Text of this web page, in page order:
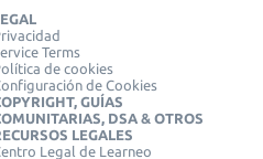
Terms
de cookies
de Cookies
GUÍAS
DSA & OTROS
LEGALES
Legal de Learneo